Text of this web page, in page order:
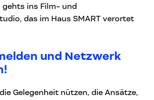
gehts ins Film- und
das im Haus SMART verortet
und Netzwerk
Gelegenheit nützen, die Ansätze,